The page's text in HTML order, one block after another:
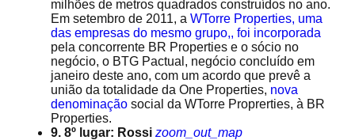
milhões de metros quadrados construídos no ano.
Em setembro de 2011, a WTorre Properties, uma
das empresas do mesmo grupo,, foi incorporada
pela concorrente BR Properties e o sócio no
negócio, o BTG Pactual, negócio concluído em
janeiro deste ano, com um acordo que prevê a
união da totalidade da One Properties, nova
denominação social da WTorre Proprerties, à BR
Properties.
9. 8º lugar: Rossi zoom_out_map